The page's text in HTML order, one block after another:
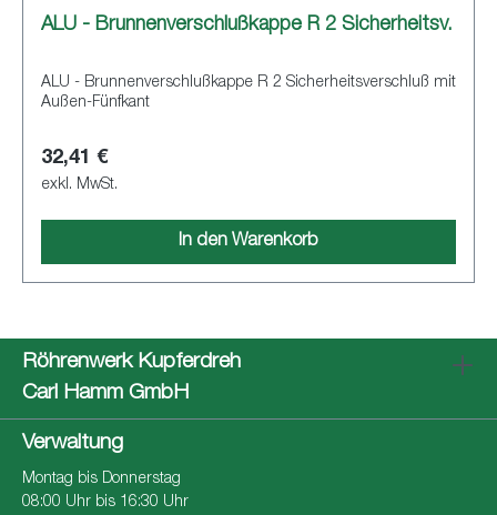
ALU - Brunnenverschlußkappe R 2 Sicherheitsv.
ALU - Brunnenverschlußkappe R 2 Sicherheitsverschluß mit
Außen-Fünfkant
32,41 €
exkl. MwSt.
In den Warenkorb
Röhrenwerk Kupferdreh
Carl Hamm GmbH
Verwaltung
Montag bis Donnerstag
08:00 Uhr bis 16:30 Uhr